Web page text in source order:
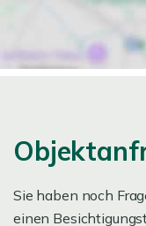
Sie haben noch
einen